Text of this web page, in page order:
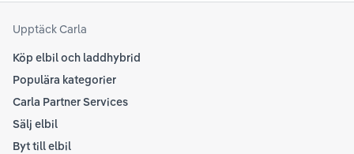
Upptäck Carla
Köp elbil och laddhybrid
Populära kategorier
Carla Partner Services
Sälj elbil
Byt till elbil